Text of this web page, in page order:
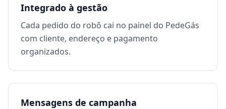
Integrado à gestão
Cada pedido do robô cai no painel do PedeGás
com cliente, endereço e pagamento
organizados.
Mensagens de campanha